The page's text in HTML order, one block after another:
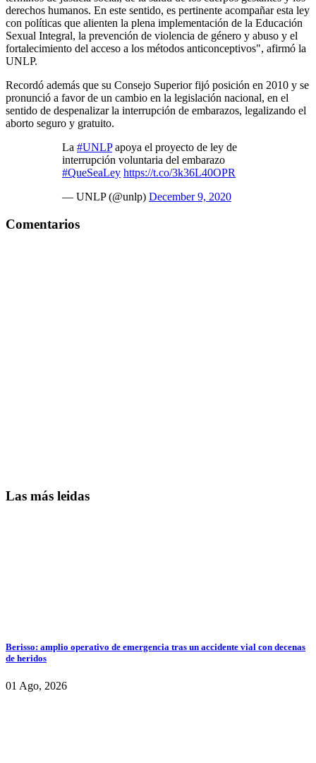
derechos humanos. En este sentido, es pertinente acompañar esta ley
con políticas que alienten la plena implementación de la Educación
Sexual Integral, la prevención de violencia de género y abuso y el
fortalecimiento del acceso a los métodos anticonceptivos", afirmó la
UNLP.
Recordó además que su Consejo Superior fijó posición en 2010 y se
pronunció a favor de un cambio en la legislación nacional, en el
sentido de despenalizar la interrupción de embarazos, legalizando el
aborto seguro y gratuito.
La #UNLPapoya el proyecto de ley de
interrupción voluntaria del embarazo
#QueSeaLey https://t.co/3k36L40OPR
— UNLP (@unlp) December 9, 2020
Comentarios
Las más leidas
Berisso: amplio operativo de emergencia tras un accidente vial con decenas
de heridos
01 Ago, 2026